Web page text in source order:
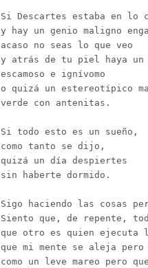
Si Descartes estaba en lo
y hay un genio maligno
acaso no seas lo que veo
y atrás de tu piel haya un
escamoso e ignívomo
o quizá un estereotípico
verde con antenitas.
Si todo esto es un sueño,
como tanto se dijo,
quizá un día despiertes
sin haberte dormido.
Sigo haciendo las cosas
Siento que, de repente,
que otro es quien ejecuta
que mi mente se aleja pero
como un leve mareo pero